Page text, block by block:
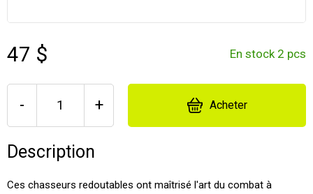
47 $ En stock 2 pcs
- + Acheter
Description
Ces chasseurs redoutables ont maîtrisé l'art du combat à